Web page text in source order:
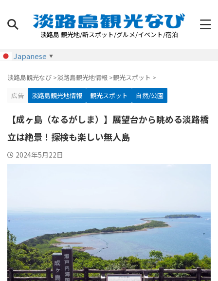
淡路島 観光地/新スポット/グルメ/イベント/宿泊
Japanese ▼
淡路島観光なび >淡路島観光地情報 >観光スポット >
広告
淡路島観光地情報 観光スポット 自然/公園
【成ヶ島（なるがしま）】展望台から眺める淡路橋
立は絶景！探検も楽しい無人島
2024年5月22日